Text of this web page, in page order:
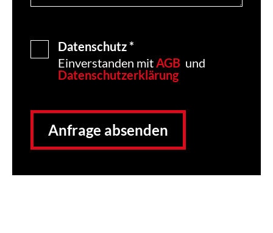
Datenschutz *
Einverstanden mit AGB und
Datenschutzerklärung
Anfrage absenden